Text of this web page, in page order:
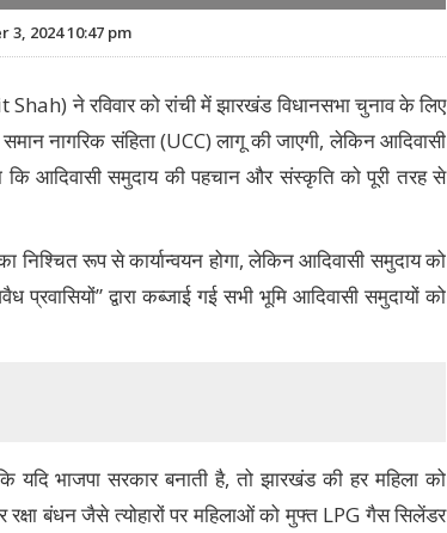
2024 10:47 pm
ने रविवार को रांची में झारखंड विधानसभा चुनाव के लिए
नागरिक संहिता (UCC) लागू की जाएगी, लेकिन आदिवासी
कि आदिवासी समुदाय की पहचान और संस्कृति को पूरी तरह से
रूप से कार्यान्वयन होगा, लेकिन आदिवासी समुदाय को
द्वारा कब्जाई गई सभी भूमि आदिवासी समुदायों को
भाजपा सरकार बनाती है, तो झारखंड की हर महिला को
बंधन जैसे त्योहारों पर महिलाओं को मुफ्त LPG गैस सिलेंडर